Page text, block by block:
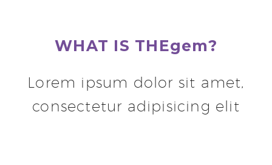
WHAT IS THEgem?
Lorem ipsum dolor sit amet,
consectetur adipisicing elit